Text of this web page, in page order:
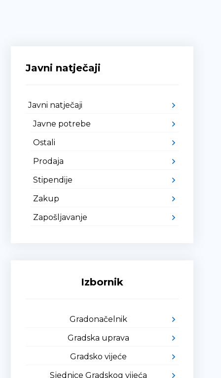
Javni natječaji
Javni natječaji
Javne potrebe
Ostali
Prodaja
Stipendije
Zakup
Zapošljavanje
Izbornik
Gradonačelnik
Gradska uprava
Gradsko vijeće
Sjednice Gradskog vijeća